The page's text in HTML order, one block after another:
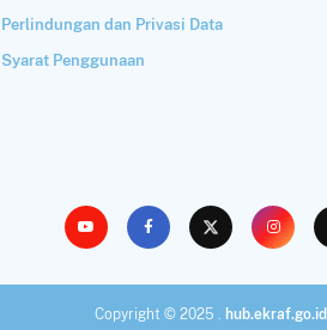
Perlindungan dan Privasi Data
Syarat Penggunaan
Copyright © 2025 . hub.ekraf.go.id